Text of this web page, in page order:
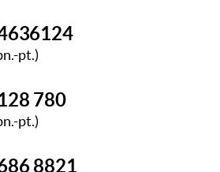
pt.)
780
pt.)
8821